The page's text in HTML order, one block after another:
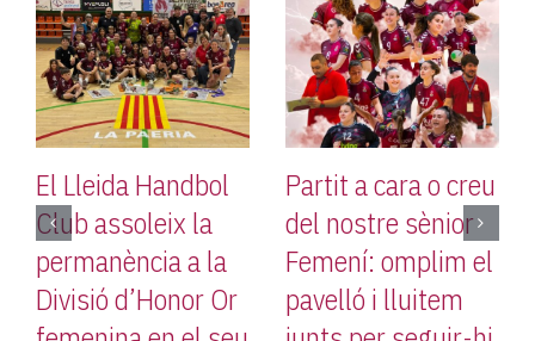
Lleida Handbol
assoleix la
a la
d’Honor Or
Partit a cara o creu
del nostre sènior
Femení: omplim el
pavelló i lluitem
El